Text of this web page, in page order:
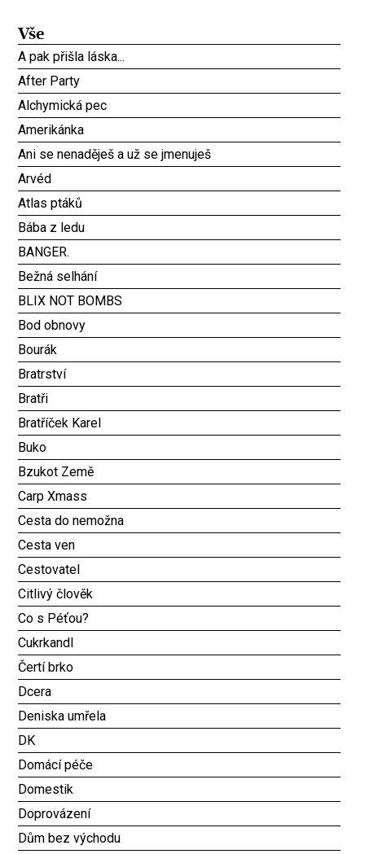
Vše
A pak přišla láska...
After Party
Alchymická pec
Amerikánka
Ani se nenaděješ a už se jmenuješ
Arvéd
Atlas ptáků
Bába z ledu
BANGER.
Bežná selhání
BLIX NOT BOMBS
Bod obnovy
Bourák
Bratrství
Bratři
Bratříček Karel
Buko
Bzukot Země
Carp Xmass
Cesta do nemožna
Cesta ven
Cestovatel
Citlivý člověk
Co s Péťou?
Cukrkandl
Čertí brko
Dcera
Deniska umřela
DK
Domácí péče
Domestik
Doprovázení
Dům bez východu